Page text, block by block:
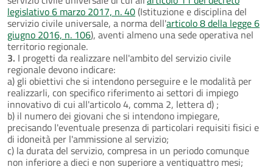
legislativo 6 marzo 2017, n. 40(Istituzione e disciplina del
servizio civile universale, a norma dell'articolo 8 della legge 6
giugno 2016, n. 106), aventi almeno una sede operativa nel
territorio regionale.
3. I progetti da realizzare nell'ambito del servizio civile
regionale devono indicare:
a) gli obiettivi che si intendono perseguire e le modalità per
realizzarli, con specifico riferimento ai settori di impiego
innovativo di cui all'articolo 4, comma 2, lettera d) ;
b) il numero dei giovani che si intendono impiegare,
precisando l'eventuale presenza di particolari requisiti fisici e
di idoneità per l'ammissione al servizio;
c) la durata del servizio, compresa in un periodo comunque
non inferiore a dieci e non superiore a ventiquattro mesi;